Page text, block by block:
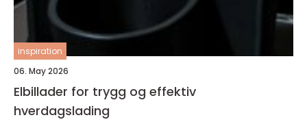
inspiration
06. May 2026
Elbillader for trygg og effektiv
hverdagslading